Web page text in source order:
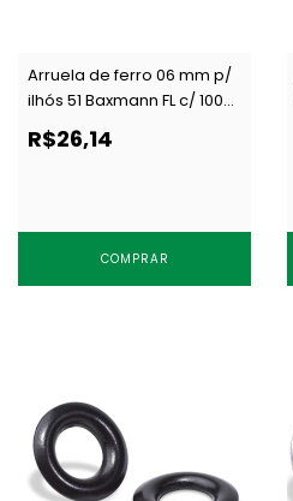
Arruela de ferro 06 mm p/
ilhós 51 Baxmann FL c/ 1000
R$26,14
COMPRAR